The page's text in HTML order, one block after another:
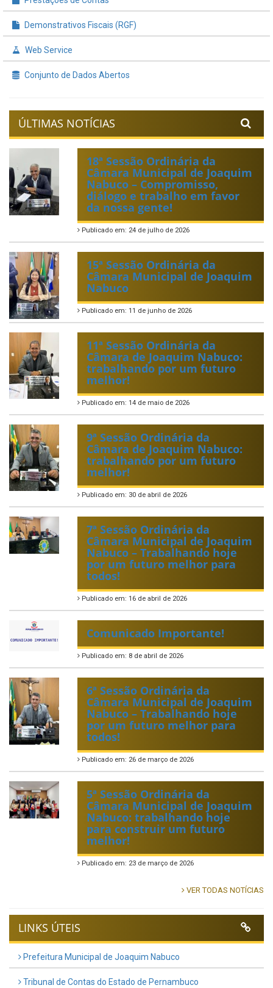
Demonstrativos Fiscais (RGF)
Web Service
Conjunto de Dados Abertos
ÚLTIMAS NOTÍCIAS
18ª Sessão Ordinária da
Câmara Municipal de Joaquim
Nabuco – Compromisso,
diálogo e trabalho em favor
da nossa gente!
Publicado em: 24 de julho de 2026
15ª Sessão Ordinária da
Câmara Municipal de Joaquim
Nabuco
Publicado em: 11 de junho de 2026
11ª Sessão Ordinária da
Câmara de Joaquim Nabuco:
trabalhando por um futuro
melhor!
Publicado em: 14 de maio de 2026
9ª Sessão Ordinária da
Câmara de Joaquim Nabuco:
trabalhando por um futuro
melhor!
Publicado em: 30 de abril de 2026
7ª Sessão Ordinária da
Câmara Municipal de Joaquim
Nabuco – Trabalhando hoje
por um futuro melhor para
todos!
Publicado em: 16 de abril de 2026
Comunicado Importante!
Publicado em: 8 de abril de 2026
6ª Sessão Ordinária da
Câmara Municipal de Joaquim
Nabuco – Trabalhando hoje
por um futuro melhor para
todos!
Publicado em: 26 de março de 2026
5ª Sessão Ordinária da
Câmara Municipal de Joaquim
Nabuco: trabalhando hoje
para construir um futuro
melhor!
Publicado em: 23 de março de 2026
VER TODAS NOTÍCIAS
LINKS ÚTEIS
Prefeitura Municipal de Joaquim Nabuco
Tribunal de Contas do Estado de Pernambuco